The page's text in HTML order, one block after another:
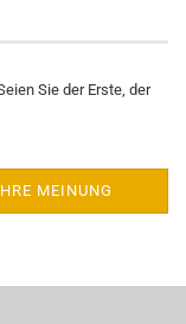
Sie der Erste, der
MEINUNG